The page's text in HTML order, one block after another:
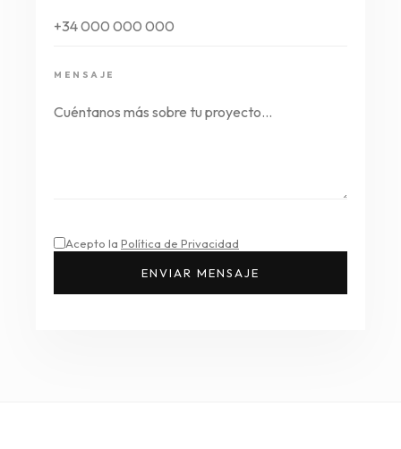
MENSAJE
Acepto la Política de Privacidad
ENVIAR MENSAJE